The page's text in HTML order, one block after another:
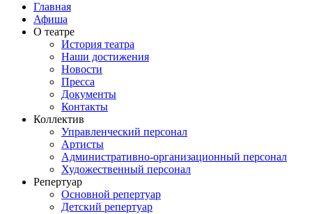
Главная
Афиша
О театре
История театра
Наши достижения
Новости
Пресса
Документы
Контакты
Коллектив
Управленческий персонал
Артисты
Административно-организационный персонал
Художественный персонал
Репертуар
Основной репертуар
Детский репертуар